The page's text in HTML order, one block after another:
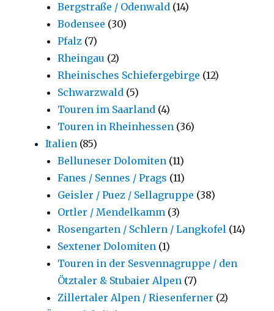
Bergstraße / Odenwald (14)
Bodensee (30)
Pfalz (7)
Rheingau (2)
Rheinisches Schiefergebirge (12)
Schwarzwald (5)
Touren im Saarland (4)
Touren in Rheinhessen (36)
Italien (85)
Belluneser Dolomiten (11)
Fanes / Sennes / Prags (11)
Geisler / Puez / Sellagruppe (38)
Ortler / Mendelkamm (3)
Rosengarten / Schlern / Langkofel (14)
Sextener Dolomiten (1)
Touren in der Sesvennagruppe / den
Ötztaler & Stubaier Alpen (7)
Zillertaler Alpen / Riesenferner (2)